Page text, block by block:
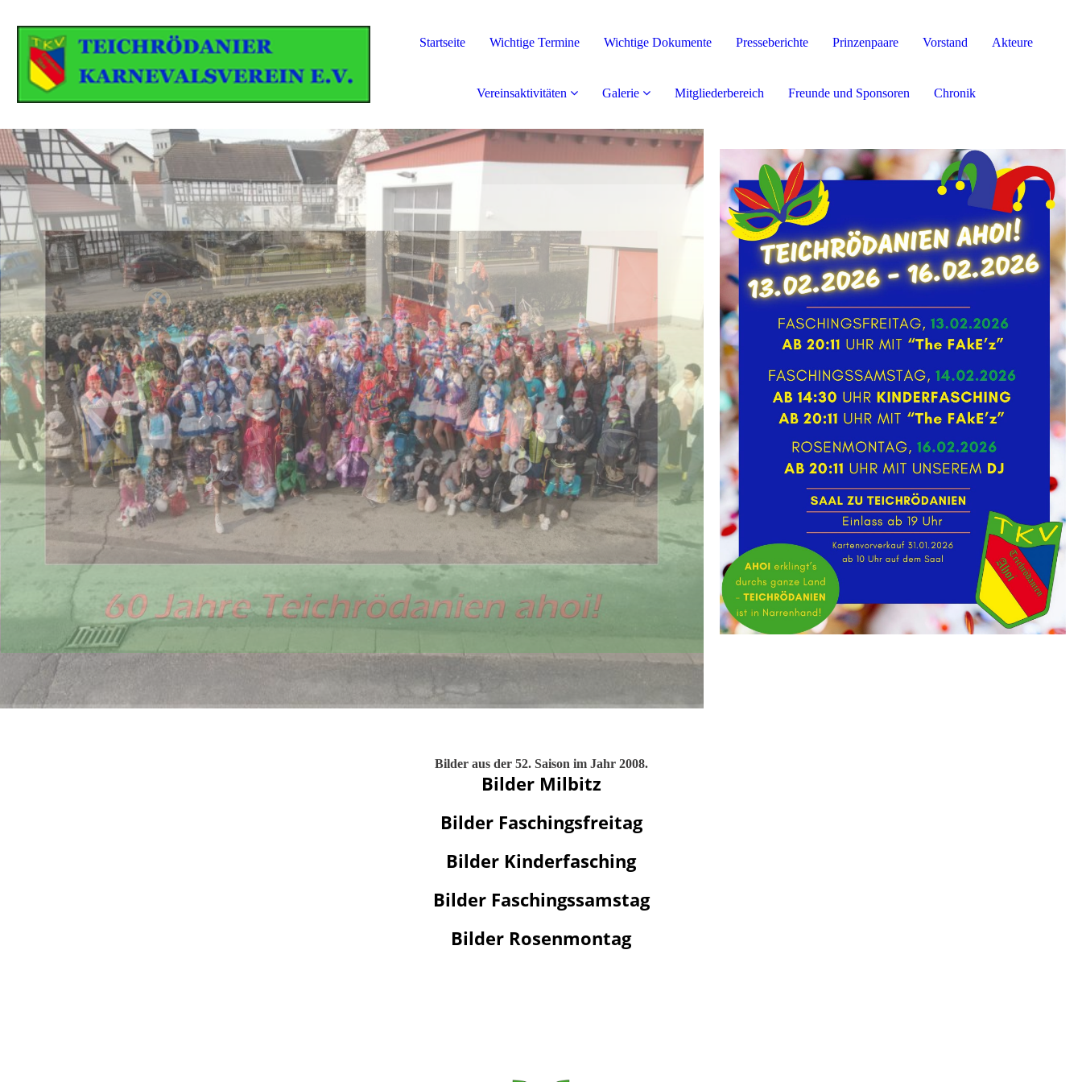
Startseite Wichtige Termine Wichtige Dokumente Presseberichte Prinzenpaare Vorstand Akteure
Vereinsaktivitäten Galerie Mitgliederbereich Freunde und Sponsoren Chronik
Bilder aus der 52. Saison im Jahr 2008.
Bilder Milbitz
Bilder Faschingsfreitag
Bilder Kinderfasching
Bilder Faschingssamstag
Bilder Rosenmontag